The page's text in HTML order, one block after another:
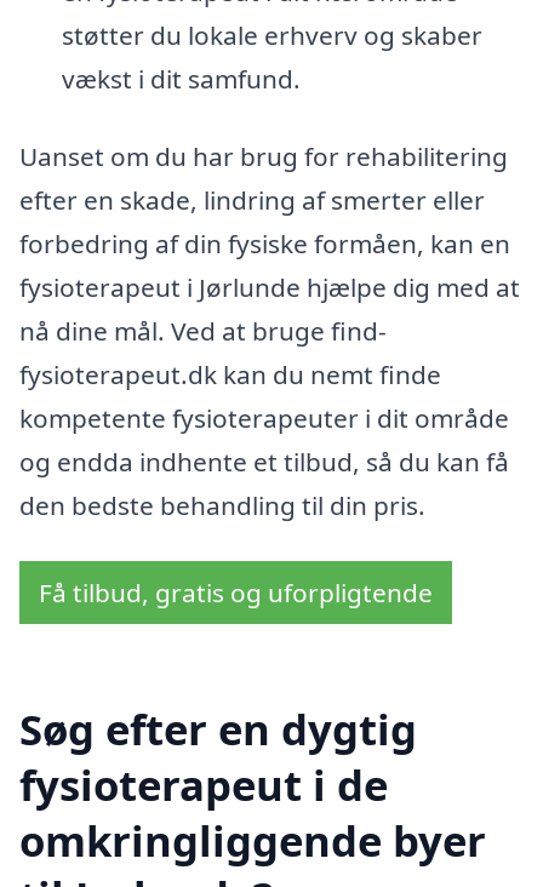
støtter du lokale erhverv og skaber
vækst i dit samfund.
Uanset om du har brug for rehabilitering
efter en skade, lindring af smerter eller
forbedring af din fysiske formåen, kan en
fysioterapeut i Jørlunde hjælpe dig med at
nå dine mål. Ved at bruge find-
fysioterapeut.dk kan du nemt finde
kompetente fysioterapeuter i dit område
og endda indhente et tilbud, så du kan få
den bedste behandling til din pris.
Få tilbud, gratis og uforpligtende
Søg efter en dygtig
fysioterapeut i de
omkringliggende byer